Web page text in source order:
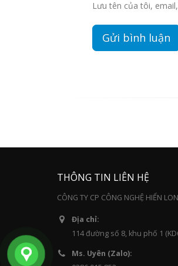
Lưu tên của tôi,
THÔNG TIN LIÊN HỆ
CÔNG TY CP CÔNG NGHỆ HIỂN
Địa chỉ:
114 đường số 8, khu phố 1
Ms. Uyên (Zalo):